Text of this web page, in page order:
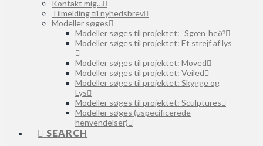
Kontakt mig…
Tilmelding til nyhedsbrev
Modeller søges
Modeller søges til projektet: ˈSgœnˌheðˀ
Modeller søges til projektet: Et strejf af lys
Modeller søges til projektet: Moved
Modeller søges til projektet: Veiled
Modeller søges til projektet: Skygge og
Lys
Modeller søges til projektet: Sculptures
Modeller søges (uspecificerede
henvendelser)
SEARCH